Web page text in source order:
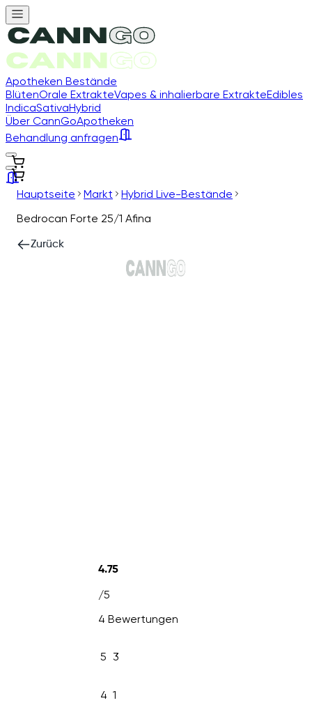
Apotheken Bestände
BlütenOrale ExtrakteVapes & inhalierbare ExtrakteEdibles
IndicaSativaHybrid
Über CannGoApotheken
Behandlung anfragen
Hauptseite Markt
Hybrid Live-Bestände
Bedrocan Forte 25/1 Afina
Zurück
4.75
/5
4 Bewertungen
5 3
4 1